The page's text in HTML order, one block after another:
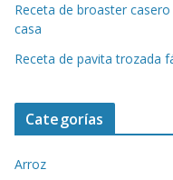
Receta de broaster
casa
Receta de pavita trozada
Categorías
Arroz